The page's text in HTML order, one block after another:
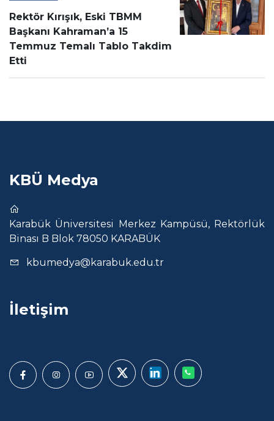
Rektör Kırışık, Eski TBMM
Başkanı Kahraman’a 15
Temmuz Temalı Tablo Takdim
Etti
KBÜ Medya
Karabük Üniversitesi Merkez Kampüsü, Rektörlük
Binası B Blok 78050 KARABÜK
kbumedya@karabuk.edu.tr
İletişim